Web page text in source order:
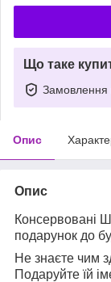
Що таке
Замовлення
Опис
Опис
Консервовані
подарунок до
Не знаєте чим
Подаруйте їй